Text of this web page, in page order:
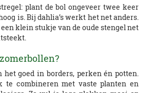
plant de bol ongeveer twee keer
is. Bij dahlia’s werkt het net anders.
klein stukje van de oude stengel net
het goed in borders, perken én potten.
te combineren met vaste planten en